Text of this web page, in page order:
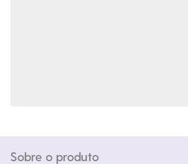
Sobre o produto